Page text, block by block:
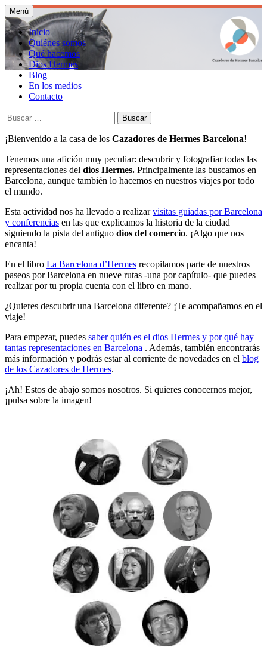
Cazadores de Hermes
Barcelona
Descubrimos la historia de Barcelona
siguiendo las representaciones del dios
Hermes por la ciudad. Realizamos paseos
guiados y conferencias.
Menú Saltar
al
contenido
Inicio
Quiénes somos
Qué hacemos
Dios Hermes
Blog
En los medios
Contacto
Buscar:
¡Bienvenido a la casa de los Cazadores de Hermes Barcelona!
Tenemos una afición muy peculiar: descubrir y fotografiar todas las
representaciones del dios Hermes. Principalmente las buscamos en
Barcelona, aunque también lo hacemos en nuestros viajes por todo
el mundo.
Esta actividad nos ha llevado a realizarvisitas guiadas por Barcelona
y conferencias en las que explicamos la historia de la ciudad
siguiendo la pista del antiguo dios del comercio. ¡Algo que nos
encanta!
En el libro La Barcelona d’Hermes recopilamos parte de nuestros
paseos por Barcelona en nueve rutas -una por capítulo- que puedes
realizar por tu propia cuenta con el libro en mano.
¿Quieres descubrir una Barcelona diferente? ¡Te acompañamos en el
viaje!
Para empezar, puedes saber quién es el dios Hermes y por qué hay
tantas representaciones en Barcelona . Además, también encontrarás
más información y podrás estar al corriente de novedades en el blog
de los Cazadores de Hermes.
¡Ah! Estos de abajo somos nosotros. Si quieres conocernos mejor,
¡pulsa sobre la imagen!